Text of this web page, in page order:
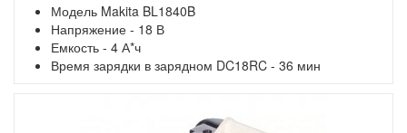
Модель Makita BL1840B
Напряжение - 18 В
Емкость - 4 А*ч
Время зарядки в зарядном DC18RC - 36 мин